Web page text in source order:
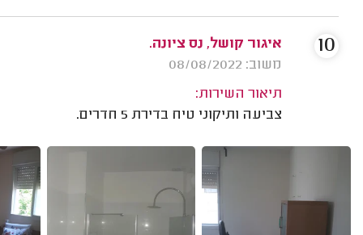
איגור קושל, נס ציונה.
משוב: 08/08/2022
תיאור השירות:
צביעה ותיקוני טיח בדירת 5 חדרים.
10